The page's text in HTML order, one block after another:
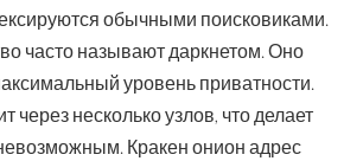
обычными поисковиками.
часто называют даркнетом. Оно
уровень приватности.
через несколько узлов, что делает
Кракен онион адрес